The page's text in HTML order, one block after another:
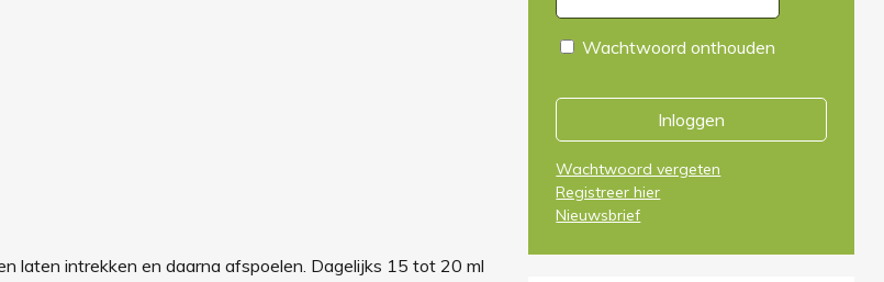
laten intrekken en daarna afspoelen. Dagelijks 15 tot 20 ml
Wachtwoord onthouden
Inloggen
Wachtwoord vergeten
Registreer hier
Nieuwsbrief